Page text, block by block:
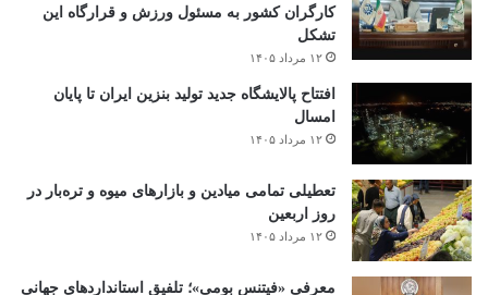
کارگران کشور به مسئول ورزش و قرارگاه این
تشکل
۱۲ مرداد ۱۴۰۵
افتتاح ‌پالایشگاه جدید تولید بنزین ایران تا پایان
امسال
۱۲ مرداد ۱۴۰۵
تعطیلی تمامی میادین و بازارهای میوه و تره‌بار در
روز اربعین
۱۲ مرداد ۱۴۰۵
معرفی «فیتنس بومی»؛ تلفیق استانداردهای جهانی